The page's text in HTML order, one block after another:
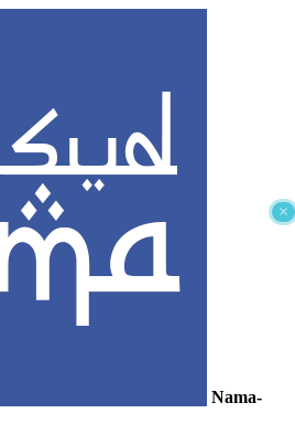
×
Nama-